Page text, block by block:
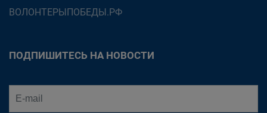
ВОЛОНТЕРЫПОБЕДЫ.РФ
ПОДПИШИТЕСЬ НА НОВОСТИ